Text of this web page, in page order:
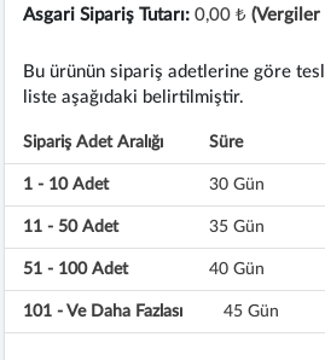
Asgari Sipariş Tutarı: 0,00 ₺(Vergiler
Bu ürünün sipariş adetlerine göre
liste aşağıdaki belirtilmiştir.
Sipariş Adet Aralığı Süre
1 - 10 Adet 30 Gün
11 - 50 Adet 35 Gün
51 - 100 Adet 40 Gün
101 - Ve Daha Fazlası 45 Gün